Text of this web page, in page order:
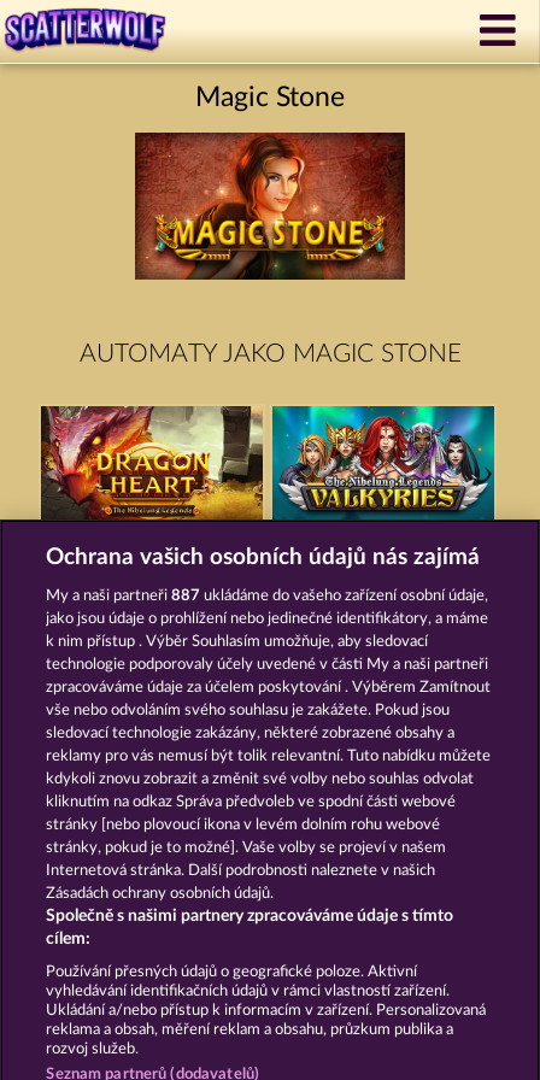
Magic Stone
AUTOMATY JAKO MAGIC STONE
DRAGONHEART THE NIBELUNG LEGENDS
MAGIC MIRROR CREATURES OF THE NIGHT
Podmínky Prohlášení o ochraně údajů
Kontakt Společnost Časté dotazy
Facebook
Podat Žádost o Odstoupení
Ochrana vašich osobních údajů nás zajímá
My a naši partneři887 ukládáme do vašeho zařízení osobní údaje,
jako jsou údaje o prohlížení nebo jedinečné identifikátory, a máme
k nim přístup . Výběr Souhlasím umožňuje, aby sledovací
technologie podporovaly účely uvedené v části My a naši partneři
zpracováváme údaje za účelem poskytování . Výběrem Zamítnout
vše nebo odvoláním svého souhlasu je zakážete. Pokud jsou
sledovací technologie zakázány, některé zobrazené obsahy a
reklamy pro vás nemusí být tolik relevantní. Tuto nabídku můžete
kdykoli znovu zobrazit a změnit své volby nebo souhlas odvolat
kliknutím na odkaz Správa předvoleb ve spodní části webové
stránky [nebo plovoucí ikona v levém dolním rohu webové
stránky, pokud je to možné]. Vaše volby se projeví v našem
Internetová stránka. Další podrobnosti naleznete v našich
Zásadách ochrany osobních údajů.
Společně s našimi partnery zpracováváme údaje s tímto
cílem:
Používání přesných údajů o geografické poloze. Aktivní
vyhledávání identifikačních údajů v rámci vlastností zařízení.
Ukládání a/nebo přístup k informacím v zařízení. Personalizovaná
reklama a obsah, měření reklam a obsahu, průzkum publika a
rozvoj služeb.
Seznam partnerů (dodavatelů)